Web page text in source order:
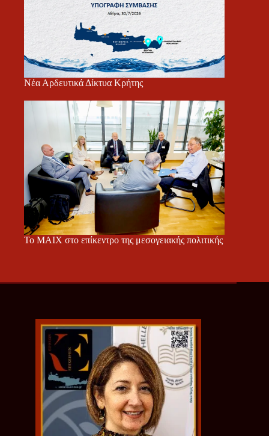
Νέα Αρδευτικά Δίκτυα Κρήτης
Το ΜΑΙΧ στο επίκεντρο της μεσογειακής πολιτικής